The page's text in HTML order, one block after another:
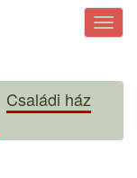
Családi ház